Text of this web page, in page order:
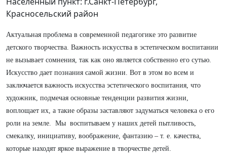
Красносельский район
Актуальная проблема в современной педагогике это развитие
детского творчества. Важность искусства в эстетическом воспитании
не вызывает сомнения, так как оно является собственно его сутью.
Искусство дает познания самой жизни. Вот в этом во всем и
заключается важность искусства эстетического воспитания, что
художник, подмечая основные тенденции развития жизни,
воплощает их, а такие образы заставляют задуматься человека о его
роли на земле. Мы воспитываем у наших детей пытливость,
смекалку, инициативу, воображение, фантазию – т. е. качества,
которые находят яркое выражение в творчестве детей.